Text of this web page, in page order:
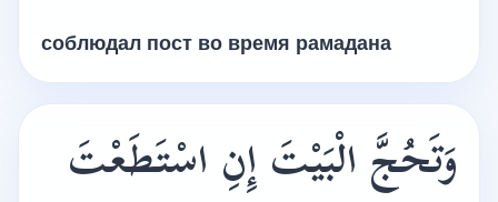
соблюдал пост во время рамадана
وَتَحُجَّ الْبَيْتَ إِنِ اسْتَطَعْتَ